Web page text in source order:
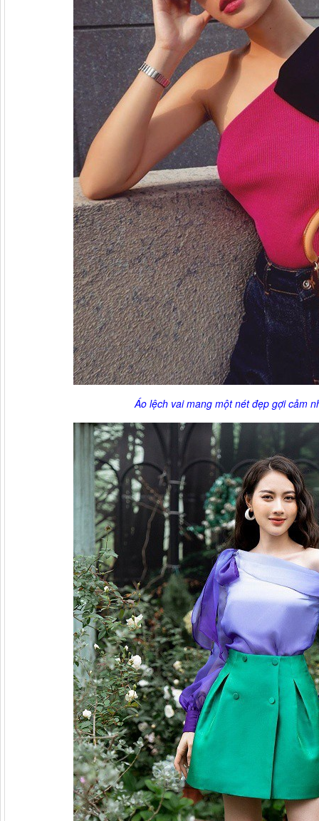
Áo lệch vai mang một nét đẹp gợi cảm